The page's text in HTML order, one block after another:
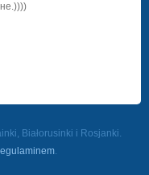
Białorusinki i Rosjanki.
.